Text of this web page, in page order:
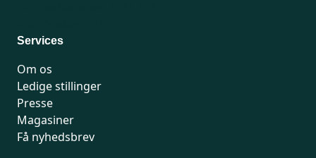
Services
Om os
Ledige stillinger
Presse
Magasiner
Få nyhedsbrev